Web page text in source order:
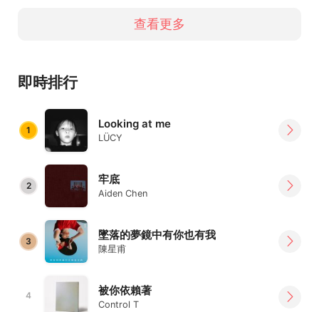
查看更多
即時排行
1 Looking at me
LÜCY
2 牢底
Aiden Chen
3 墜落的夢鏡中有你也有我
陳星甫
4 被你依賴著
Control T